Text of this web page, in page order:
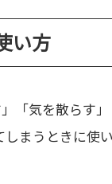
い方
「気を散らす
まうときに使